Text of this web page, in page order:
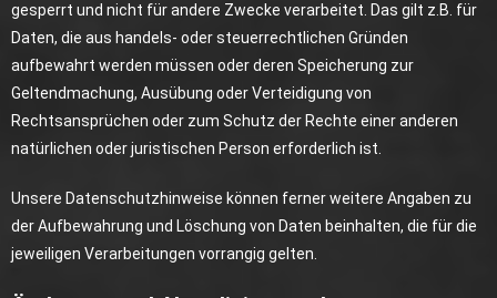
gesperrt und nicht für andere Zwecke verarbeitet. Das gilt z.B. für
Daten, die aus handels- oder steuerrechtlichen Gründen
aufbewahrt werden müssen oder deren Speicherung zur
Geltendmachung, Ausübung oder Verteidigung von
Rechtsansprüchen oder zum Schutz der Rechte einer anderen
natürlichen oder juristischen Person erforderlich ist.
Unsere Datenschutzhinweise können ferner weitere Angaben zu
der Aufbewahrung und Löschung von Daten beinhalten, die für die
jeweiligen Verarbeitungen vorrangig gelten.